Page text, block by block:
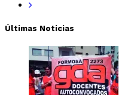
Últimas Noticias